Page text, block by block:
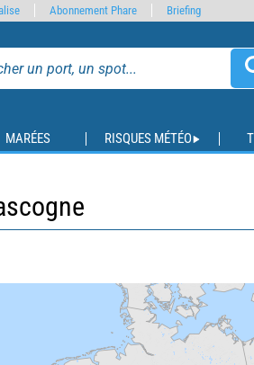
MARÉES RISQUES MÉTÉO
Abonnement Phare Briefing